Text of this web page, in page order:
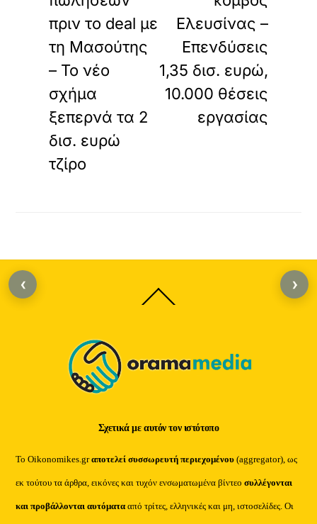
πριν το deal με
τη Μασούτης
– Το νέο
σχήμα
ξεπερνά τα 2
δισ. ευρώ
τζίρο
Ελευσίνας –
Επενδύσεις
1,35 δισ. ευρώ,
10.000 θέσεις
εργασίας
Back
To
Σχετικά με αυτόν τον ιστότοπο
Το Oikonomikes.grαποτελεί συσσωρευτή περιεχομένου (aggregator), ως
εκ τούτου τα άρθρα, εικόνες και τυχόν ενσωματωμένα βίντεοσυλλέγονται
και προβάλλονται αυτόματααπό τρίτες, ελληνικές και μη, ιστοσελίδες. Οι
‹ ›